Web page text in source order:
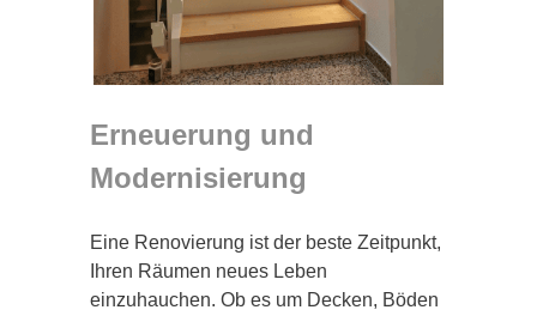
Erneuerung und
Modernisierung
Eine Renovierung ist der beste Zeitpunkt,
Ihren Räumen neues Leben
einzuhauchen. Ob es um Decken, Böden